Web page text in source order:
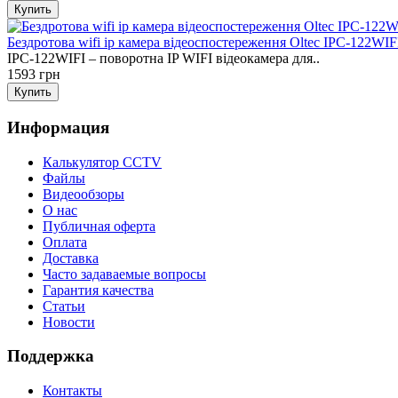
Бездротова wifi ip камера відеоспостереження Oltec IPC-
IPC-122WIFI – поворотна IP WIFI відеокамера для..
1593 грн
Информация
Калькулятор CCTV
Файлы
Видеообзоры
О нас
Публичная оферта
Оплата
Доставка
Часто задаваемые вопросы
Гарантия качества
Статьи
Новости
Поддержка
Контакты